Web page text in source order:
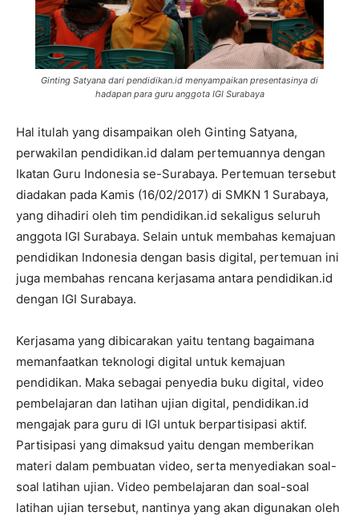
Ginting Satyana dari pendidikan.id menyampaikan presentasinya di
hadapan para guru anggota IGI Surabaya
Hal itulah yang disampaikan oleh Ginting Satyana,
perwakilan pendidikan.id dalam pertemuannya dengan
Ikatan Guru Indonesia se-Surabaya. Pertemuan tersebut
diadakan pada Kamis (16/02/2017) di SMKN 1 Surabaya,
yang dihadiri oleh tim pendidikan.id sekaligus seluruh
anggota IGI Surabaya. Selain untuk membahas kemajuan
pendidikan Indonesia dengan basis digital, pertemuan ini
juga membahas rencana kerjasama antara pendidikan.id
dengan IGI Surabaya.
Kerjasama yang dibicarakan yaitu tentang bagaimana
memanfaatkan teknologi digital untuk kemajuan
pendidikan. Maka sebagai penyedia buku digital, video
pembelajaran dan latihan ujian digital, pendidikan.id
mengajak para guru di IGI untuk berpartisipasi aktif.
Partisipasi yang dimaksud yaitu dengan memberikan
materi dalam pembuatan video, serta menyediakan soal-
soal latihan ujian. Video pembelajaran dan soal-soal
latihan ujian tersebut, nantinya yang akan digunakan oleh